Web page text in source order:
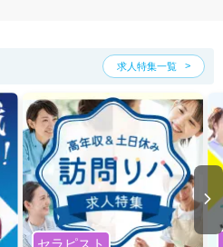
求人特集一覧